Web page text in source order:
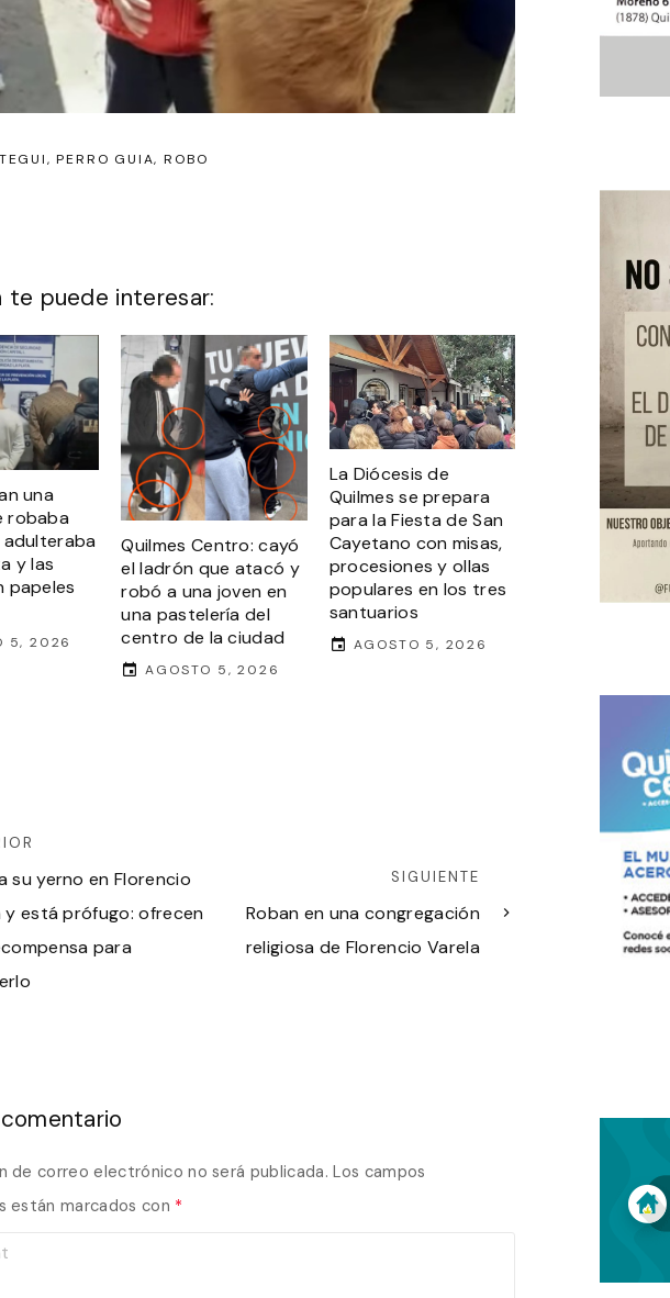
PERRO GUIA ROBO
te puede interesar:
una
robaba
y las
papeles
5, 2026
Quilmes Centro: cayó
el ladrón que atacó y
robó a una joven en
una pastelería del
centro de la ciudad
AGOSTO 5, 2026
La Diócesis de
Quilmes se prepara
para la Fiesta de San
Cayetano con misas,
procesiones y ollas
populares en los tres
santuarios
AGOSTO 5, 2026
su yerno en Florencio
y está prófugo: ofrecen
para
SIGUIENTE
Roban en una congregación
religiosa de Florencio Varela
de correo electrónico no será publicada. Los campos
están marcados con *